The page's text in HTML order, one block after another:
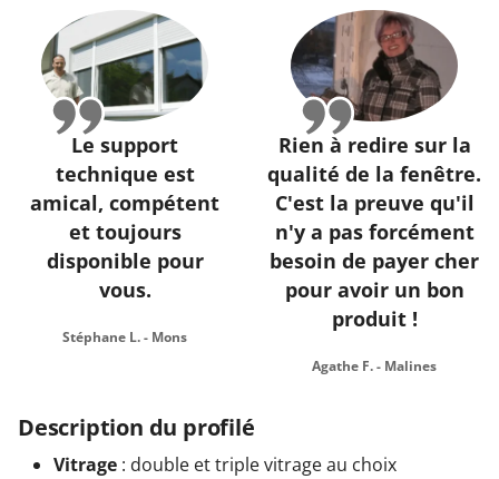
Le support
technique est
amical, compétent
et toujours
disponible pour
vous.
Stéphane L. - Mons
Rien à redire sur la
qualité de la fenêtre.
C'est la preuve qu'il
n'y a pas forcément
besoin de payer cher
pour avoir un bon
produit !
Agathe F. - Malines
Description du profilé
Vitrage : double et triple vitrage au choix